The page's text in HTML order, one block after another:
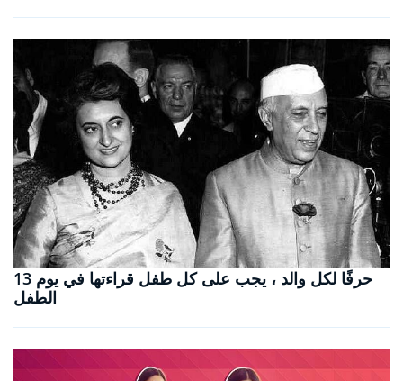
13 حرفًا لكل والد ، يجب على كل طفل قراءتها في يوم
الطفل